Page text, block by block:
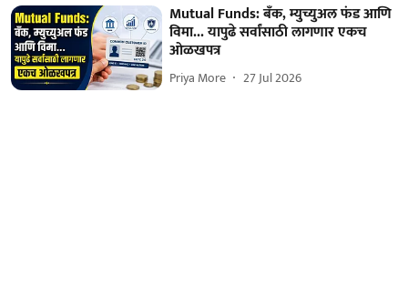
Mutual Funds: बँक, म्युच्युअल फंड आणि
विमा... यापुढे सर्वांसाठी लागणार एकच
ओळखपत्र
Priya More 27 Jul 2026